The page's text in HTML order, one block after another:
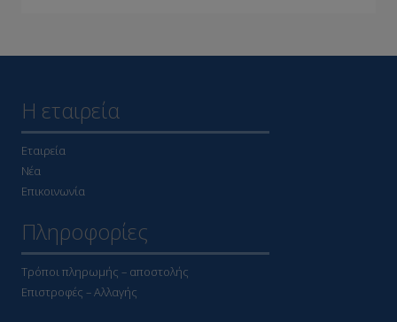
Η εταιρεία
Εταιρεία
Νέα
Επικοινωνία
Πληροφορίες
Τρόποι πληρωμής – αποστολής
Επιστροφές – Αλλαγής